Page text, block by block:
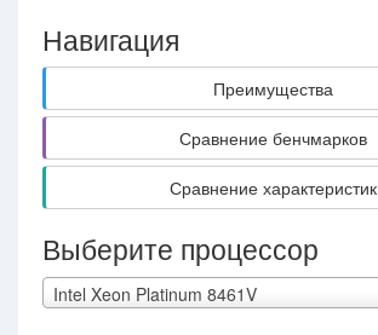
Навигация
Преимущества
Сравнение бенчмарков
Сравнение характеристик
Выберите процессор
Intel Xeon Platinum 8461V